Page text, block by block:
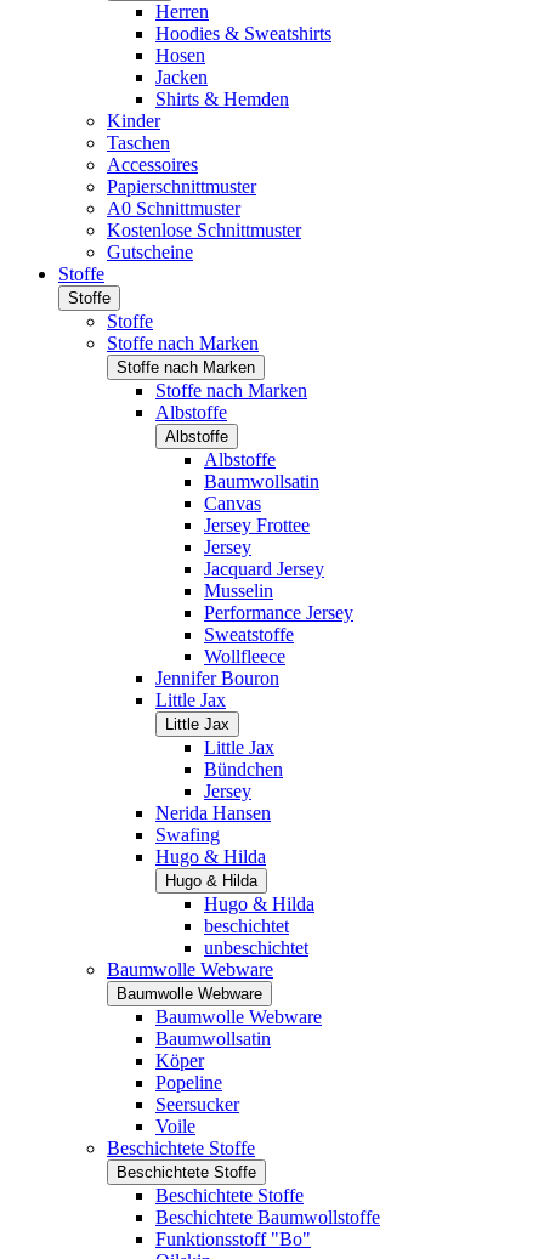
Herren
Hoodies & Sweatshirts
Hosen
Jacken
Shirts & Hemden
Kinder
Taschen
Accessoires
Papierschnittmuster
A0 Schnittmuster
Kostenlose Schnittmuster
Gutscheine
Stoffe
Stoffe
Stoffe
Stoffe nach Marken
Stoffe nach Marken
Stoffe nach Marken
Albstoffe
Albstoffe
Albstoffe
Baumwollsatin
Canvas
Jersey Frottee
Jersey
Jacquard Jersey
Musselin
Performance Jersey
Sweatstoffe
Wollfleece
Jennifer Bouron
Little Jax
Little Jax
Little Jax
Bündchen
Jersey
Nerida Hansen
Swafing
Hugo & Hilda
Hugo & Hilda
Hugo & Hilda
beschichtet
unbeschichtet
Baumwolle Webware
Baumwolle Webware
Baumwolle Webware
Baumwollsatin
Köper
Popeline
Seersucker
Voile
Beschichtete Stoffe
Beschichtete Stoffe
Beschichtete Stoffe
Beschichtete Baumwollstoffe
Funktionsstoff "Bo"